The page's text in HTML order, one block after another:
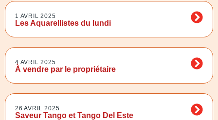
1 AVRIL 2025
Les Aquarellistes du lundi
4 AVRIL 2025
À vendre par le propriétaire
26 AVRIL 2025
Saveur Tango et Tango Del Este